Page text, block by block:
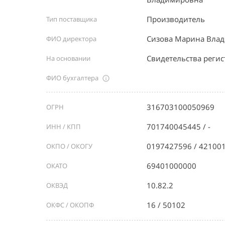
Тип поставщика Производитель
ФИО директора Сизова Марина
На основании Свидетельства
ФИО бухгалтера
ОГРН 316703100050969
ИНН / КПП 701740045445 / -
ОКПО / ОКОГУ 0197427596 /
ОКАТО 69401000000
ОКВЭД 10.82.2
ОКФС / ОКОПФ 16 / 50102